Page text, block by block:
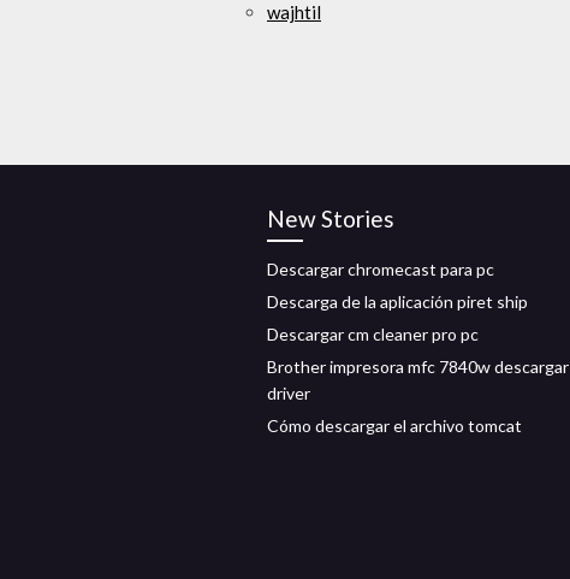
wajhtil
New Stories
Descargar chromecast para pc
Descarga de la aplicación piret ship
Descargar cm cleaner pro pc
Brother impresora mfc 7840w descargar
driver
Cómo descargar el archivo tomcat